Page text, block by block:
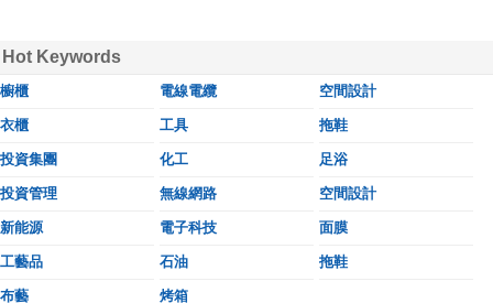
Hot Keywords
櫥櫃 電線電纜 空間設計
衣櫃 工具 拖鞋
投資集團 化工 足浴
投資管理 無線網路 空間設計
新能源 電子科技 面膜
工藝品 石油 拖鞋
布藝 烤箱